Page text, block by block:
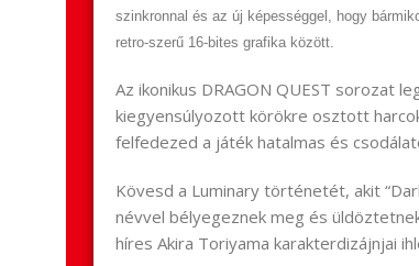
szinkronnal és az új képességgel, hogy
retro-szerű 16-bites grafika között.
Az ikonikus DRAGON QUEST sorozat
kiegyensúlyozott körökre osztott
felfedezed a játék hatalmas és
Kövesd a Luminary történetét, akit
névvel bélyegeznek meg és
híres Akira Toriyama karakterdizájnjai